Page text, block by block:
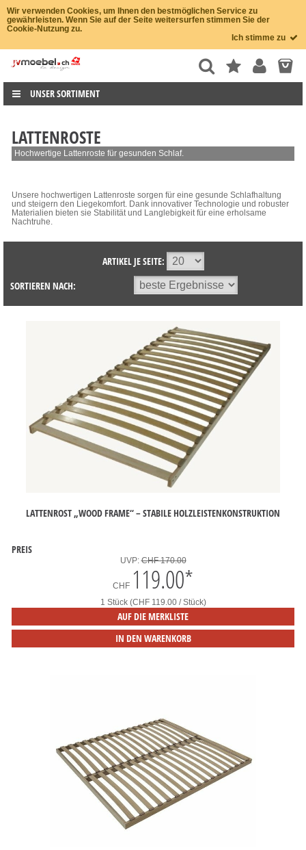
Wir verwenden Cookies, um Ihnen den bestmöglichen Service zu
gewährleisten. Wenn Sie auf der Seite weitersurfen stimmen Sie der
Cookie-Nutzung zu.
Ich stimme zu
UNSER SORTIMENT
LATTENROSTE
Hochwertige Lattenroste für gesunden Schlaf.
Unsere hochwertigen Lattenroste sorgen für eine gesunde Schlafhaltung
und steigern den Liegekomfort. Dank innovativer Technologie und robuster
Materialien bieten sie Stabilität und Langlebigkeit für eine erholsame
Nachtruhe.
ARTIKEL JE SEITE:
SORTIEREN NACH:
LATTENROST „WOOD FRAME“ – STABILE HOLZLEISTENKONSTRUKTION
PREIS
UVP:CHF 170.00
CHF 119.00*
1 Stück (CHF 119.00 / Stück)
AUF DIE MERKLISTE
IN DEN WARENKORB